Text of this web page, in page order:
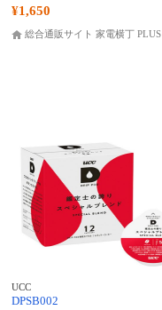
¥1,650
総合通販サイト 家電横丁 PLUS
UCC
DPSB002